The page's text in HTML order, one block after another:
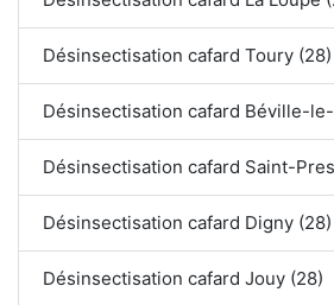
Désinsectisation cafard Toury (28)
Désinsectisation cafard Béville-
Désinsectisation cafard Saint-
Désinsectisation cafard Digny (28)
Désinsectisation cafard Jouy (28)